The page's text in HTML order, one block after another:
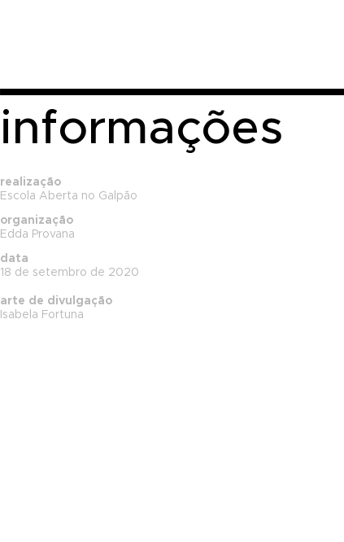
informações
realização
Escola Aberta no Galpão
organização
Edda Provana
data
18 de setembro de 2020
arte de divulgação
Isabela Fortuna